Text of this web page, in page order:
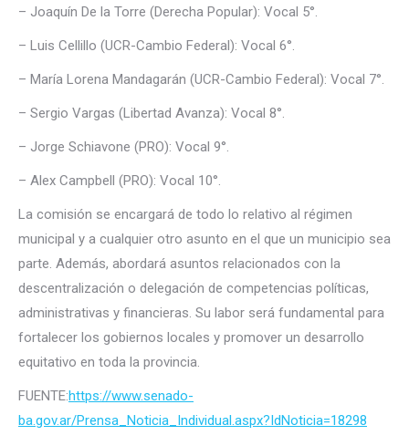
– Joaquín De la Torre (Derecha Popular): Vocal 5°.
– Luis Cellillo (UCR-Cambio Federal): Vocal 6°.
– María Lorena Mandagarán (UCR-Cambio Federal): Vocal 7°.
– Sergio Vargas (Libertad Avanza): Vocal 8°.
– Jorge Schiavone (PRO): Vocal 9°.
– Alex Campbell (PRO): Vocal 10°.
La comisión se encargará de todo lo relativo al régimen
municipal y a cualquier otro asunto en el que un municipio sea
parte. Además, abordará asuntos relacionados con la
descentralización o delegación de competencias políticas,
administrativas y financieras. Su labor será fundamental para
fortalecer los gobiernos locales y promover un desarrollo
equitativo en toda la provincia.
FUENTE:https://www.senado-
ba.gov.ar/Prensa_Noticia_Individual.aspx?IdNoticia=18298